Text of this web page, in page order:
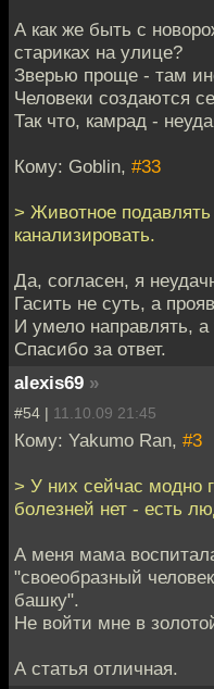
А как же быть с
стариках на улице?
Зверью проще - там
Человеки создаются
Так что, камрад -
Кому: Goblin, #33
> Животное подавлять
канализировать.
Да, согласен, я
Гасить не суть, а
И умело направлять, а
Спасибо за ответ.
alexis69 »
#54 | 11.10.09 21:45
Кому: Yakumo Ran, #3
> У них сейчас модно
болезней нет - есть
А меня мама
"своеобразный
башку".
Не войти мне в
А статья отличная.